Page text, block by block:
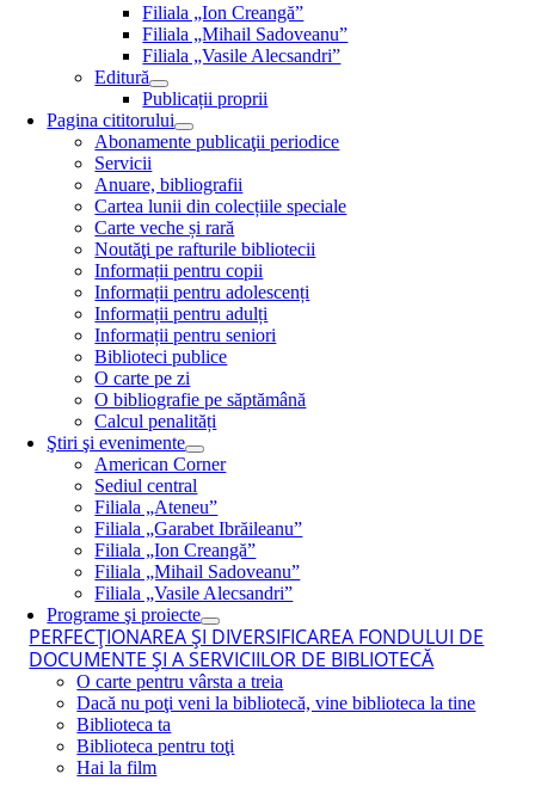
Filiala „Ion Creangă”
Filiala „Mihail Sadoveanu”
Filiala „Vasile Alecsandri”
Editură
Publicații proprii
Pagina cititorului
Abonamente publicaţii periodice
Servicii
Anuare, bibliografii
Cartea lunii din colecțiile speciale
Carte veche și rară
Noutăţi pe rafturile bibliotecii
Informații pentru copii
Informații pentru adolescenți
Informații pentru adulți
Informații pentru seniori
Biblioteci publice
O carte pe zi
O bibliografie pe săptămână
Calcul penalități
Ştiri şi evenimente
American Corner
Sediul central
Filiala „Ateneu”
Filiala „Garabet Ibrăileanu”
Filiala „Ion Creangă”
Filiala „Mihail Sadoveanu”
Filiala „Vasile Alecsandri”
Programe şi proiecte
PERFECŢIONAREA ŞI DIVERSIFICAREA FONDULUI DE
DOCUMENTE ŞI A SERVICIILOR DE BIBLIOTECĂ
O carte pentru vârsta a treia
Dacă nu poţi veni la bibliotecă, vine biblioteca la tine
Biblioteca ta
Biblioteca pentru toţi
Hai la film